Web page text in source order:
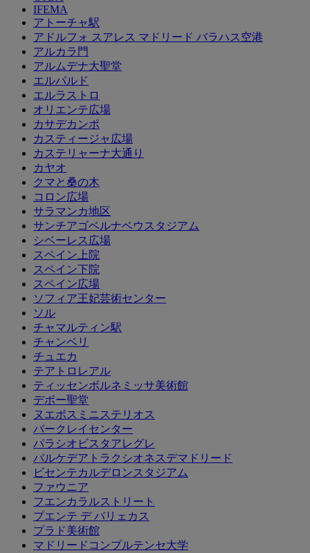
IFEMA
アトーチャ駅
アドルフォ スアレス マドリード バラハス空港
アルカラ門
アルムデナ大聖堂
エルパルド
エルラストロ
オリエンテ広場
カサデカンポ
カスティージャ広場
カステリャーナ大通り
カヤオ
クマと桑の木
コロン広場
サラマンカ地区
サンチアゴベルナベウスタジアム
シベーレス広場
スペイン上院
スペイン下院
スペイン広場
ソフィア王妃芸術センター
ソル
チャマルティン駅
チャンベリ
チュエカ
テアトロレアル
ティッセンボルネミッサ美術館
デボー聖堂
ヌエボスミニステリオス
バークレイセンター
パラシオビスタアレグレ
パルケデアトラクシオネスデマドリード
ビセンテカルデロンスタジアム
ファウニア
フエンカラルストリート
プエンテ デ バリェカス
プラド美術館
マドリードコンプルテンセ大学